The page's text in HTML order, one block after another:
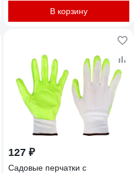
режимов, 1xAAA 600mAh, ABS,
В корзину
127 ₽
Садовые перчатки с